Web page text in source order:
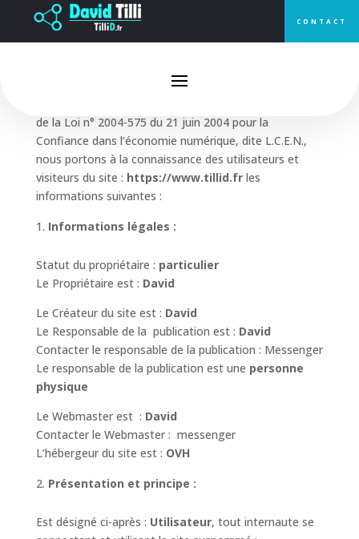
CONTACT
de la Loi n° 2004-575 du 21 juin 2004 pour la
Confiance dans l’économie numérique, dite L.C.E.N.,
nous portons à la connaissance des utilisateurs et
visiteurs du site : https://www.tillid.frles
informations suivantes :
Informations légales :
Statut du propriétaire : particulier
Le Propriétaire est : David
Le Créateur du site est : David
Le Responsable de la publication est : David
Contacter le responsable de la publication : Messenger
Le responsable de la publication est une personne
physique
Le Webmaster est : David
Contacter le Webmaster : messenger
L’hébergeur du site est : OVH
Présentation et principe :
Est désigné ci-après : Utilisateur, tout internaute se